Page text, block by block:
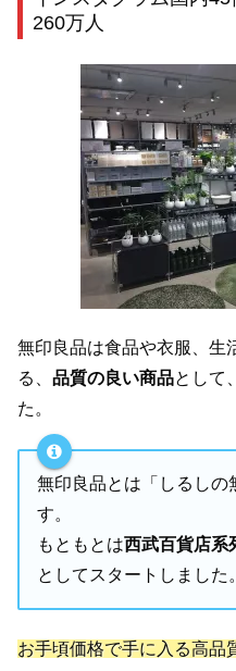
260万人
無印良品は食品や衣服、生
る、 品質の良い商品として
た。
無印良品とは「しるしの
す。
もともとは西武百貨店系
としてスタートしました。
お手頃価格で手に入る高品